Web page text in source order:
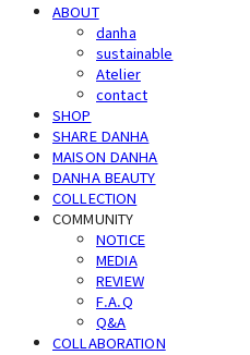
ABOUT
danha
sustainable
Atelier
contact
SHOP
SHARE DANHA
MAISON DANHA
DANHA BEAUTY
COLLECTION
COMMUNITY
NOTICE
MEDIA
REVIEW
F.A.Q
Q&A
COLLABORATION